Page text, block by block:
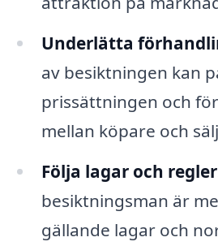
Underlätta
av besiktningen kan
prissättningen och
mellan köpare och
Följa lagar och
besiktningsman är
gällande lagar och